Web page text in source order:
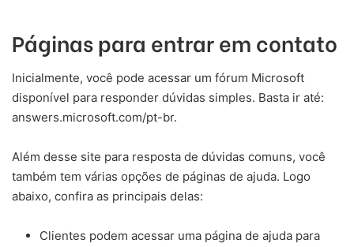
Páginas para entrar em contato
Inicialmente, você pode acessar um fórum Microsoft
disponível para responder dúvidas simples. Basta ir até:
answers.microsoft.com/pt-br.
Além desse site para resposta de dúvidas comuns, você
também tem várias opções de páginas de ajuda. Logo
abaixo, confira as principais delas:
Clientes podem acessar uma página de ajuda para